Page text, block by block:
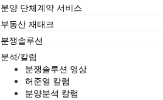
분양 단체계약 서비스
부동산 재태크
분쟁솔루션
분석/칼럼
분쟁솔루션 영상
허준열 칼럼
분양분석 칼럼